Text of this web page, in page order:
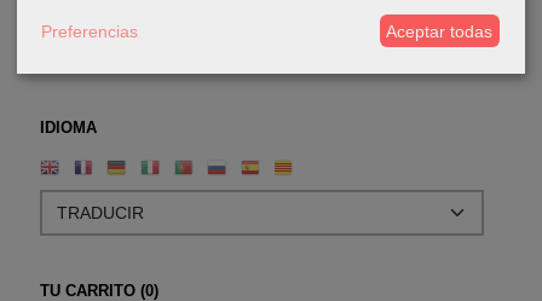
IDIOMA
TU CARRITO (0)
Preferencias Aceptar todas